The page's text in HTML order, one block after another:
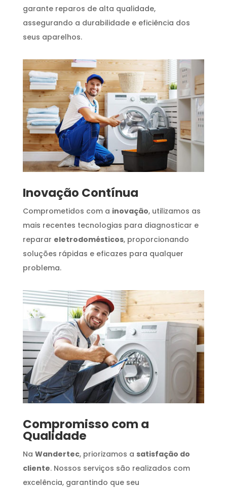
garante reparos de alta qualidade,
assegurando a durabilidade e eficiência dos
seus aparelhos.
Inovação Contínua
Comprometidos com a inovação, utilizamos as
mais recentes tecnologias para diagnosticar e
reparar eletrodomésticos, proporcionando
soluções rápidas e eficazes para qualquer
problema.
Compromisso com a
Qualidade
Na Wandertec, priorizamos a satisfação do
cliente. Nossos serviços são realizados com
excelência, garantindo que seu